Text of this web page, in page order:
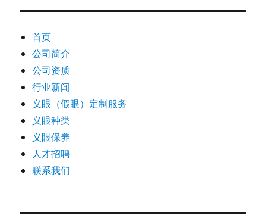
首页
公司简介
公司资质
行业新闻
义眼（假眼）定制服务
义眼种类
义眼保养
人才招聘
联系我们